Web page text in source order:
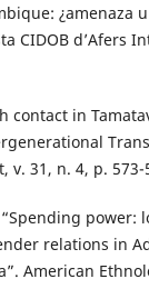
¿amenaza
CIDOB d’Afers
contact in
v. 31, n. 4, p. 573-
“Spending power:
relations in
American